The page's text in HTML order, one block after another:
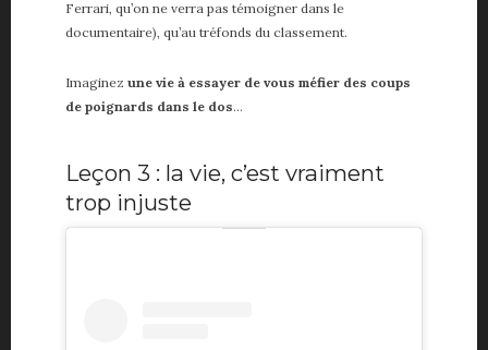
Ferrari, qu’on ne verra pas témoigner dans le
documentaire), qu’au tréfonds du classement.
Imaginez une vie à essayer de vous méfier des coups
de poignards dans le dos…
Leçon 3 : la vie, c’est vraiment
trop injuste